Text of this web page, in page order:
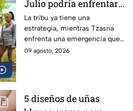
Julio podría enfrentar
a Abel en el Juego de
Extinción
La tribu ya tiene una
estrategia, mientras Tzasna
enfrenta una emergencia que
obliga a evacuar su refugio.
09 agosto, 2026
5 diseños de uñas